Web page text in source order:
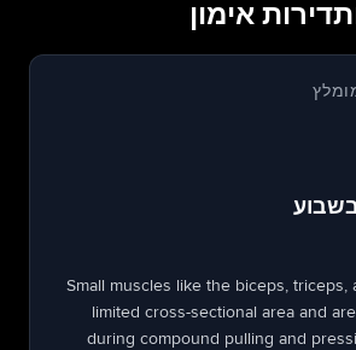
אימון
Small muscles like the biceps, triceps,
limited cross-sectional area and
during compound pulling and